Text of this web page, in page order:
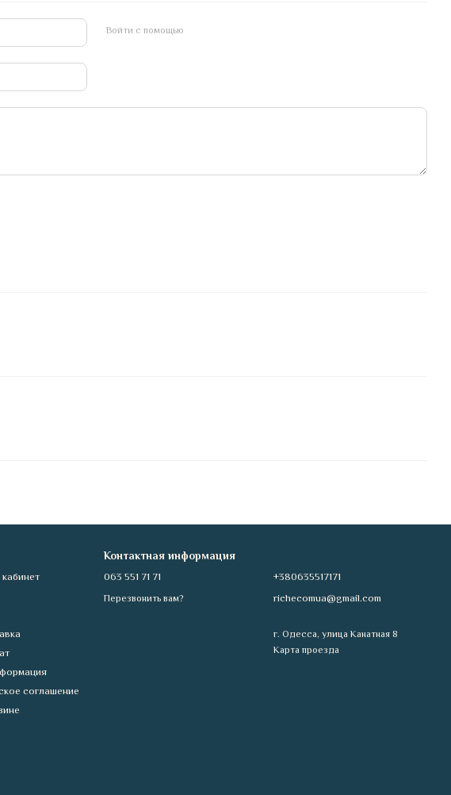
Войти с помощью
соглашение
Контактная информация
063 551 71 71
Перезвонить вам?
+380635517171
richecomua@gmail.com
г. Одесса, улица Канатная 8
Карта проезда